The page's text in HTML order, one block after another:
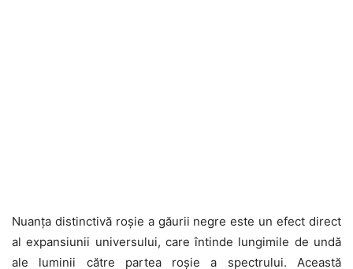
Nuanța distinctivă roșie a găurii negre este un efect direct
al expansiunii universului, care întinde lungimile de undă
ale luminii către partea roșie a spectrului. Această